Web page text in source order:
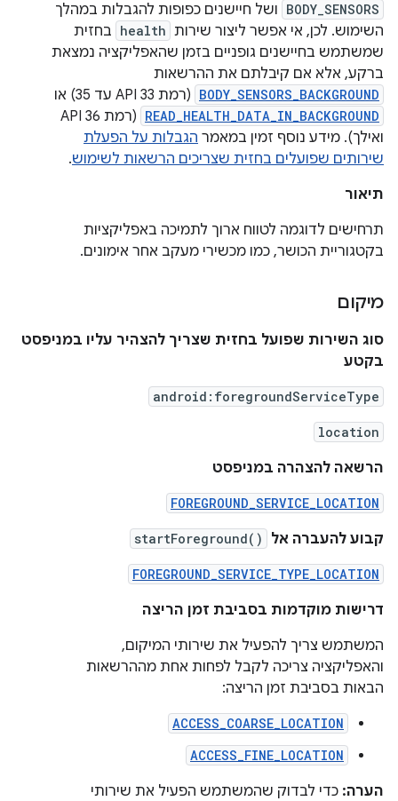
BODY_SENSORS ושל חיישנים כפופות להגבלות במהלך
השימוש. לכן, אי אפשר ליצור שירות health בחזית
שמשתמש בחיישנים גופניים בזמן שהאפליקציה נמצאת
ברקע, אלא אם קיבלתם את ההרשאות
BODY_SENSORS_BACKGROUND (רמת API 33 עד 35) או
READ_HEALTH_DATA_IN_BACKGROUND
(רמת API 36
ואילך). מידע נוסף זמין במאמר הגבלות על הפעלת
שירותים שפועלים בחזית שצריכים הרשאות לשימוש.
תיאור
תרחישים לדוגמה לטווח ארוך לתמיכה באפליקציות
בקטגוריית הכושר, כמו מכשירי מעקב אחר אימונים.
מיקום
סוג השירות שפועל בחזית שצריך להצהיר עליו במניפסט
בקטע
android:foregroundServiceType
location
הרשאה להצהרה במניפסט
FOREGROUND_SERVICE_LOCATION
קבוע להעברה אל startForeground()
FOREGROUND_SERVICE_TYPE_LOCATION
דרישות מוקדמות בסביבת זמן הריצה
המשתמש צריך להפעיל את שירותי המיקום,
והאפליקציה צריכה לקבל לפחות אחת מההרשאות
הבאות בסביבת זמן הריצה:
ACCESS_COARSE_LOCATION
ACCESS_FINE_LOCATION
הערה: כדי לבדוק שהמשתמש הפעיל את שירותי